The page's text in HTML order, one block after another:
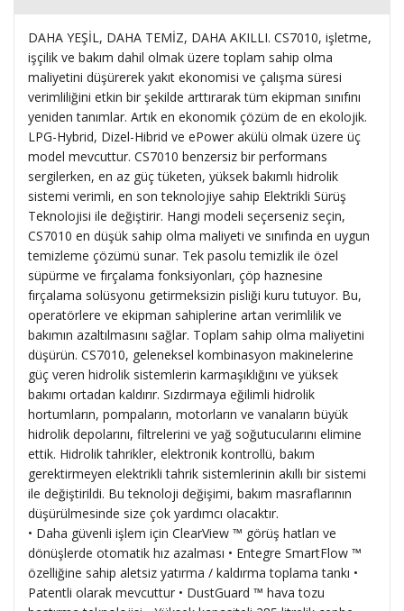
DAHA YEŞİL, DAHA TEMİZ, DAHA AKILLI. CS7010, işletme,
işçilik ve bakım dahil olmak üzere toplam sahip olma
maliyetini düşürerek yakıt ekonomisi ve çalışma süresi
verimliliğini etkin bir şekilde arttırarak tüm ekipman sınıfını
yeniden tanımlar. Artık en ekonomik çözüm de en ekolojik.
LPG-Hybrid, Dizel-Hibrid ve ePower akülü olmak üzere üç
model mevcuttur. CS7010 benzersiz bir performans
sergilerken, en az güç tüketen, yüksek bakımlı hidrolik
sistemi verimli, en son teknolojiye sahip Elektrikli Sürüş
Teknolojisi ile değiştirir. Hangi modeli seçerseniz seçin,
CS7010 en düşük sahip olma maliyeti ve sınıfında en uygun
temizleme çözümü sunar. Tek pasolu temizlik ile özel
süpürme ve fırçalama fonksiyonları, çöp haznesine
fırçalama solüsyonu getirmeksizin pisliği kuru tutuyor. Bu,
operatörlere ve ekipman sahiplerine artan verimlilik ve
bakımın azaltılmasını sağlar. Toplam sahip olma maliyetini
düşürün. CS7010, geleneksel kombinasyon makinelerine
güç veren hidrolik sistemlerin karmaşıklığını ve yüksek
bakımı ortadan kaldırır. Sızdırmaya eğilimli hidrolik
hortumların, pompaların, motorların ve vanaların büyük
hidrolik depolarını, filtrelerini ve yağ soğutucularını elimine
ettik. Hidrolik tahrikler, elektronik kontrollü, bakım
gerektirmeyen elektrikli tahrik sistemlerinin akıllı bir sistemi
ile değiştirildi. Bu teknoloji değişimi, bakım masraflarının
düşürülmesinde size çok yardımcı olacaktır.
• Daha güvenli işlem için ClearView ™ görüş hatları ve
dönüşlerde otomatik hız azalması • Entegre SmartFlow ™
özelliğine sahip aletsiz yatırma / kaldırma toplama tankı •
Patentli olarak mevcuttur • DustGuard ™ hava tozu